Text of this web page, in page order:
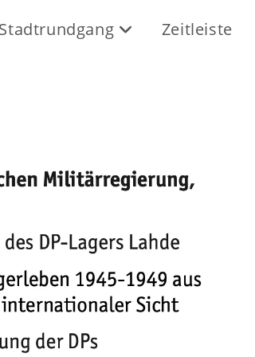
Zeitleiste